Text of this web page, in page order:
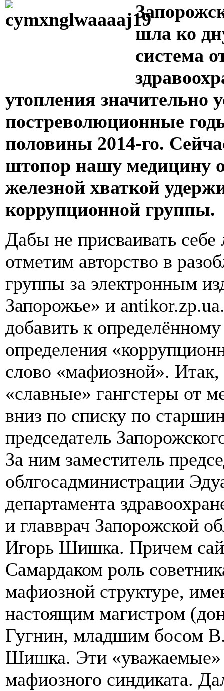
шла ко
система
утопления значительно
постреволюционные
половины 2014-го.
штопор нашу медицину
железной хваткой
коррупционной группы.
Дабы не присваивать
отметим авторство в
группы за электронным
Запорожье» и
добавить к
определения
слово «мафиозной».
«славные» гангстеры от
вниз по списку по
председатель
За ним заместитель
облгосадминистрации
департамента
и главврач Запорожской
Игорь Шишка. Причем
Самардаком роль
мафиозной структуре,
настоящим магистром
Гугнин, младшим босом
Шишка. Эти «уважаемые»
мафиозного синдиката.